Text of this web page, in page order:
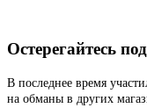
Остерегайтесь
В последнее время
на обманы в других